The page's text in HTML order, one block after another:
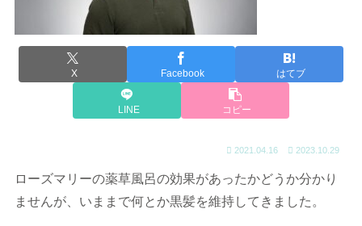
X Facebook はてブ
LINE コピー
2021.04.16 2023.10.29
ローズマリーの薬草風呂の効果があったかどうか分かり
ませんが、いままで何とか黒髪を維持してきました。